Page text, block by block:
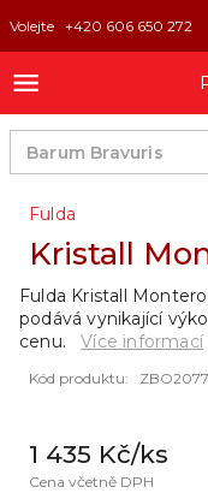
Volejte +420 606 650 272
Fulda
Kristall
Kód produktu:
1 435 Kč/ks
Cena včetně DPH
Fulda Kristall
podává vynikající
cenu.
Více informací